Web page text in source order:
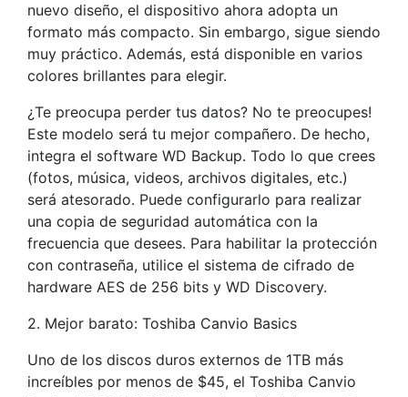
nuevo diseño, el dispositivo ahora adopta un
formato más compacto. Sin embargo, sigue siendo
muy práctico. Además, está disponible en varios
colores brillantes para elegir.
¿Te preocupa perder tus datos? No te preocupes!
Este modelo será tu mejor compañero. De hecho,
integra el software WD Backup. Todo lo que crees
(fotos, música, videos, archivos digitales, etc.)
será atesorado. Puede configurarlo para realizar
una copia de seguridad automática con la
frecuencia que desees. Para habilitar la protección
con contraseña, utilice el sistema de cifrado de
hardware AES de 256 bits y WD Discovery.
2. Mejor barato: Toshiba Canvio Basics
Uno de los discos duros externos de 1TB más
increíbles por menos de $45, el Toshiba Canvio